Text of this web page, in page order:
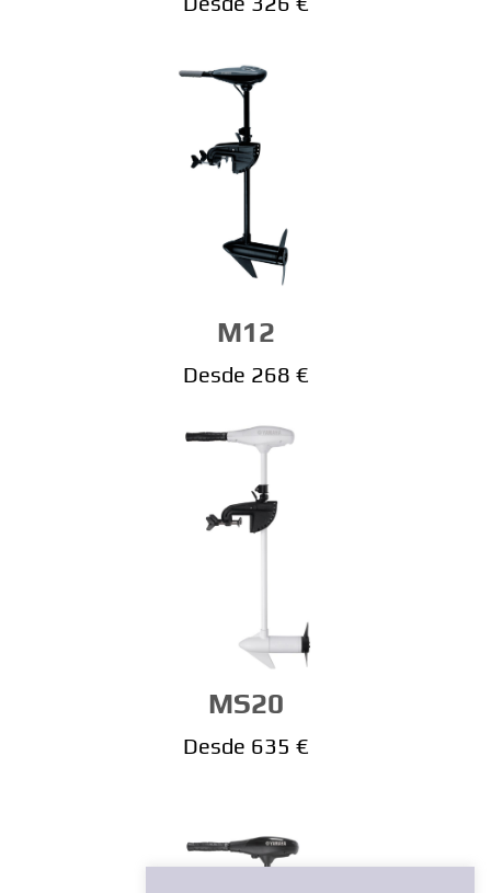
M12
Desde 268 €
MS20
Desde 635 €